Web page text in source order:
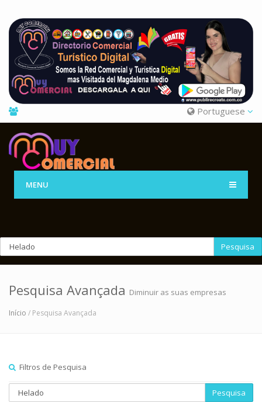
Portuguese
MENU
Pesquisa
Pesquisa Avançada Diminuir as suas empresas
Início / Pesquisa Avançada
Filtros de Pesquisa
Pesquisa